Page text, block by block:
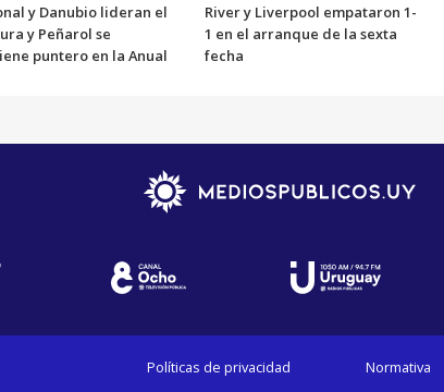
y Danubio lideran el
y Peñarol se
puntero en la Anual
River y Liverpool empataron 1-
1 en el arranque de la sexta
fecha
Políticas de privacidad Normativa